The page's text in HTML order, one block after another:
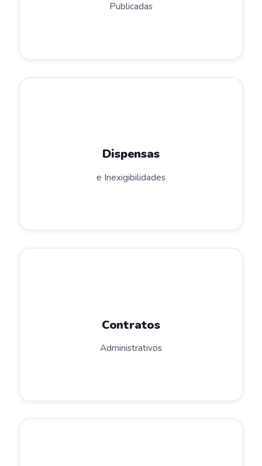
Publicadas
Dispensas
e Inexigibilidades
Contratos
Administrativos